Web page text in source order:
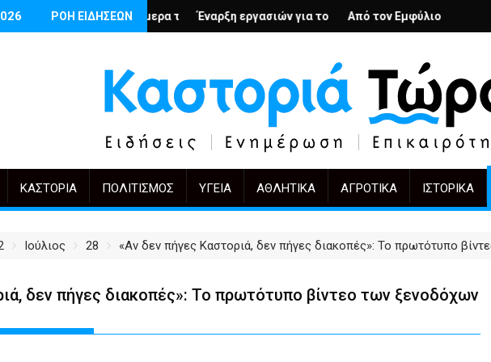
ΡΟΗ ΕΙΔΗΣΕΩΝ
και την υπερβολή
τους Αρμένιους; – Ο Άρμιν Βέγκνερ απέναντι στη λήθη
Έναρξη εργασιών για το Κέντρο Ημέρας Ολικής Φροντίδας στην Καστοριά
Από τον Εμφύλιο στην Πόλωση: το ίδιο έργο,
KIFF 51: Η εικόνα
ΚΑΣΤΟΡΙΆ ΠΟΛΙΤΙΣΜΌΣ ΥΓΕΊΑ ΑΘΛΗΤΙΚΆ ΑΓΡΟΤΙΚΆ ΙΣΤΟΡΙΚΆ
Ιούλιος 28 «Αν δεν πήγες Καστοριά, δεν πήγες διακοπές»: Το πρωτότυπο
δεν πήγες διακοπές»: Το πρωτότυπο βίντεο των ξενοδόχων